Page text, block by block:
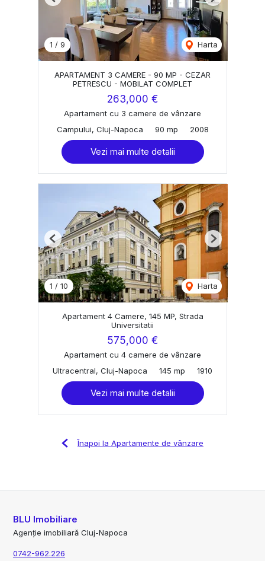
1 / 9 Harta
APARTAMENT 3 CAMERE - 90 MP - CEZAR
PETRESCU - MOBILAT COMPLET
263,000 €
Apartament cu 3 camere de vânzare
Campului, Cluj-Napoca
90 mp 2008
Vezi mai multe detalii
1 / 10 Harta
Previous Next
Apartament 4 Camere, 145 MP, Strada
Universitatii
575,000 €
Apartament cu 4 camere de vânzare
Ultracentral, Cluj-Napoca
145 mp 1910
Vezi mai multe detalii
Înapoi la Apartamente de vânzare
BLU Imobiliare
Agenție imobiliară Cluj-Napoca
0742-962.226